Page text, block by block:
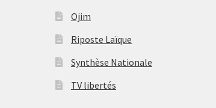
Ojim
Riposte Laïque
Synthèse Nationale
TV libertés